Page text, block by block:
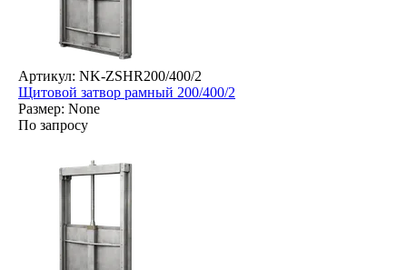
Артикул: NK-ZSHR200/400/2
Щитовой затвор рамный 200/400/2
Размер: None
По запросу